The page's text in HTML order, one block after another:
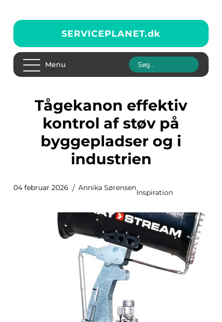
SERVICEPLANET.dk
Menu
Tågekanon effektiv
kontrol af støv på
byggepladser og i
industrien
04 februar 2026 Annika Sørensen
Inspiration